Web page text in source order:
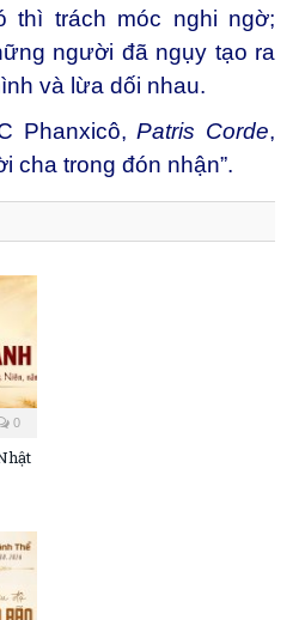
thì trách móc nghi ngờ;
người đã ngụy tạo ra
và lừa dối nhau.
Phanxicô,Patris Corde,
cha trong đón nhận”.
0